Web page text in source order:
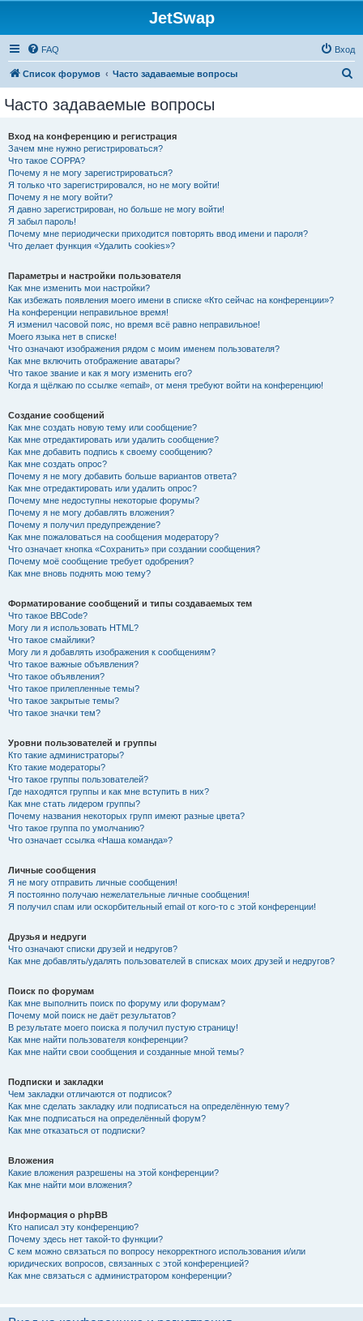
JetSwap
FAQ Вход
Список форумов Часто задаваемые вопросы
Часто задаваемые вопросы
Вход на конференцию и регистрация
Зачем мне нужно регистрироваться?
Что такое COPPA?
Почему я не могу зарегистрироваться?
Я только что зарегистрировался, но не могу войти!
Почему я не могу войти?
Я давно зарегистрирован, но больше не могу войти!
Я забыл пароль!
Почему мне периодически приходится повторять ввод имени и пароля?
Что делает функция «Удалить cookies»?
Параметры и настройки пользователя
Как мне изменить мои настройки?
Как избежать появления моего имени в списке «Кто сейчас на конференции»?
На конференции неправильное время!
Я изменил часовой пояс, но время всё равно неправильное!
Моего языка нет в списке!
Что означают изображения рядом с моим именем пользователя?
Как мне включить отображение аватары?
Что такое звание и как я могу изменить его?
Когда я щёлкаю по ссылке «email», от меня требуют войти на конференцию!
Создание сообщений
Как мне создать новую тему или сообщение?
Как мне отредактировать или удалить сообщение?
Как мне добавить подпись к своему сообщению?
Как мне создать опрос?
Почему я не могу добавить больше вариантов ответа?
Как мне отредактировать или удалить опрос?
Почему мне недоступны некоторые форумы?
Почему я не могу добавлять вложения?
Почему я получил предупреждение?
Как мне пожаловаться на сообщения модератору?
Что означает кнопка «Сохранить» при создании сообщения?
Почему моё сообщение требует одобрения?
Как мне вновь поднять мою тему?
Форматирование сообщений и типы создаваемых тем
Что такое BBCode?
Могу ли я использовать HTML?
Что такое смайлики?
Могу ли я добавлять изображения к сообщениям?
Что такое важные объявления?
Что такое объявления?
Что такое прилепленные темы?
Что такое закрытые темы?
Что такое значки тем?
Уровни пользователей и группы
Кто такие администраторы?
Кто такие модераторы?
Что такое группы пользователей?
Где находятся группы и как мне вступить в них?
Как мне стать лидером группы?
Почему названия некоторых групп имеют разные цвета?
Что такое группа по умолчанию?
Что означает ссылка «Наша команда»?
Личные сообщения
Я не могу отправить личные сообщения!
Я постоянно получаю нежелательные личные сообщения!
Я получил спам или оскорбительный email от кого-то с этой конференции!
Друзья и недруги
Что означают списки друзей и недругов?
Как мне добавлять/удалять пользователей в списках моих друзей и недругов?
Поиск по форумам
Как мне выполнить поиск по форуму или форумам?
Почему мой поиск не даёт результатов?
В результате моего поиска я получил пустую страницу!
Как мне найти пользователя конференции?
Как мне найти свои сообщения и созданные мной темы?
Подписки и закладки
Чем закладки отличаются от подписок?
Как мне сделать закладку или подписаться на определённую тему?
Как мне подписаться на определённый форум?
Как мне отказаться от подписки?
Вложения
Какие вложения разрешены на этой конференции?
Как мне найти мои вложения?
Информация о phpBB
Кто написал эту конференцию?
Почему здесь нет такой-то функции?
С кем можно связаться по вопросу некорректного использования и/или
юридических вопросов, связанных с этой конференцией?
Как мне связаться с администратором конференции?